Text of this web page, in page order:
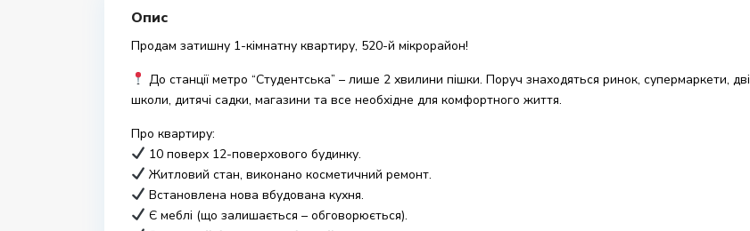
Опис
Продам затишну 1-кімнатну квартиру, 520-й мікрорайон!
До станції метро “Студентська” – лише 2 хвилини пішки. Поруч знаходяться ринок, супермаркети, дві
школи, дитячі садки, магазини та все необхідне для комфортного життя.
Про квартиру:
10 поверх 12-поверхового будинку.
Житловий стан, виконано косметичний ремонт.
Встановлена нова вбудована кухня.
Є меблі (що залишається – обговорюється).